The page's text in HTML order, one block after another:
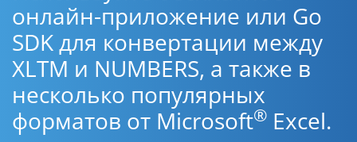
онлайн-приложение или Go
SDK для конвертации между
XLTM и NUMBERS, а также в
несколько популярных
форматов от Microsoft® Excel.